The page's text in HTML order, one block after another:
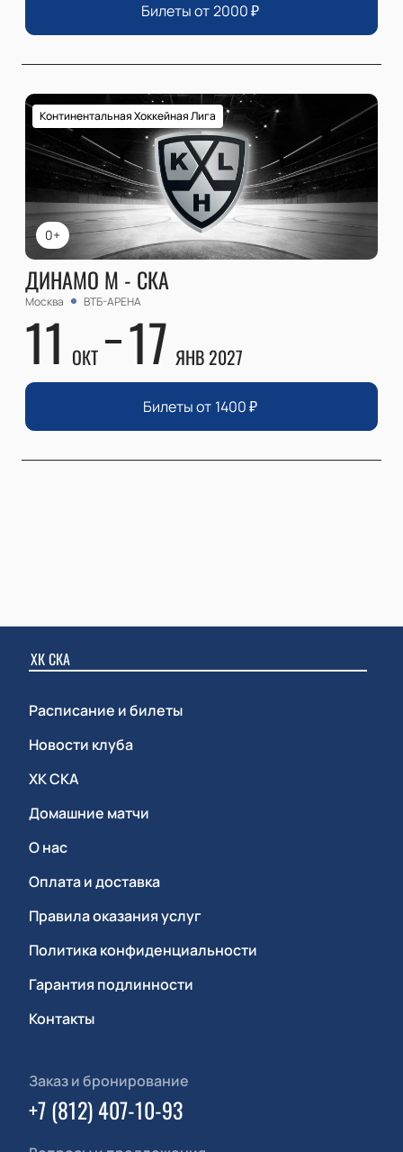
Билеты от 2000₽
0+
Континентальная Хоккейная Лига
ДИНАМО М - СКА
Москва ВТБ-АРЕНА
11 ОКТ 17 ЯНВ 2027
Билеты от 1400₽
ХК СКА
Расписание и билеты
Новости клуба
ХК СКА
Домашние матчи
О нас
Оплата и доставка
Правила оказания услуг
Политика конфиденциальности
Гарантия подлинности
Контакты
Заказ и бронирование
+7 (812) 407-10-93